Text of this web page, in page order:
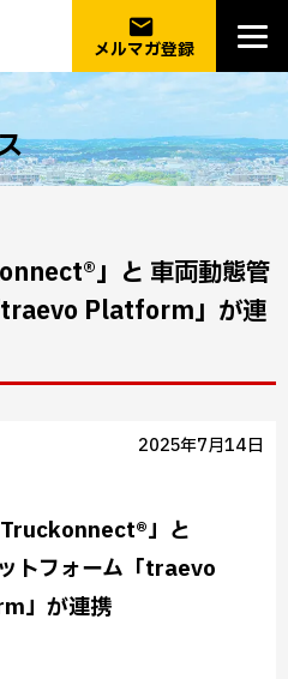
email
メルマガ登録
」と 車両動態管
traevo Platform」が連
2025年7月14日
」と
トフォーム「traevo
」が連携